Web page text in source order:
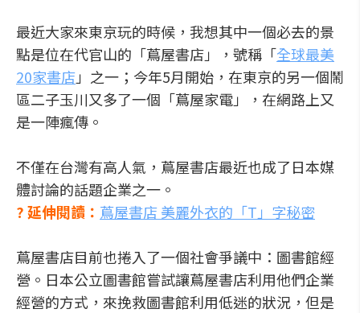
最近大家來東京玩的時候，我想其中一個必去的景
點是位在代官山的「蔦屋書店」，號稱「全球最美
20家書店」之一；今年5月開始，在東京的另一個鬧
區二子玉川又多了一個「蔦屋家電」，在網路上又
是一陣瘋傳。
不僅在台灣有高人氣，蔦屋書店最近也成了日本媒
體討論的話題企業之一。
? 延伸閱讀： 蔦屋書店 美麗外衣的「T」字秘密
蔦屋書店目前也捲入了一個社會爭議中：圖書館經
營。日本公立圖書館嘗試讓蔦屋書店利用他們企業
經營的方式，來挽救圖書館利用低迷的狀況，但是